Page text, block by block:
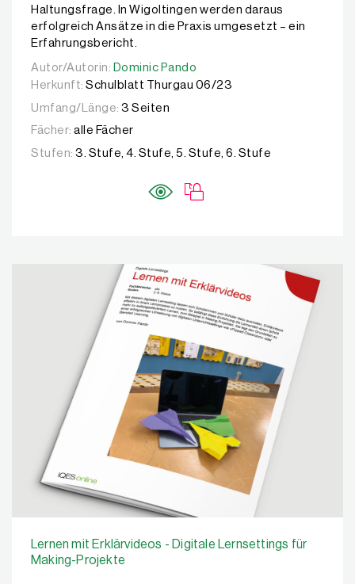
Haltungsfrage. In Wigoltingen werden daraus
erfolgreich Ansätze in die Praxis umgesetzt – ein
Erfahrungsbericht.
Autor/Autorin: Dominic Pando
Autor/Autorin: Dominic Pando
Herkunft: Schulblatt Thurgau 06/23
Umfang/Länge: 3 Seiten
Fächer: alle Fächer
Stufen: 3. Stufe, 4. Stufe, 5. Stufe, 6. Stufe
Lernen mit Erklärvideos - Digitale Lernsettings für
Making-Projekte